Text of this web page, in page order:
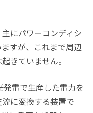
にパワーコンディシ
すが、これまで周辺
きていません。
電で生産した電力を
に変換する装置で